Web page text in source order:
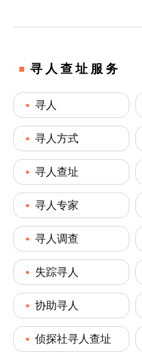
寻人查址服务
寻人
寻人方式
寻人查址
寻人专家
寻人调查
失踪寻人
协助寻人
侦探社寻人查址